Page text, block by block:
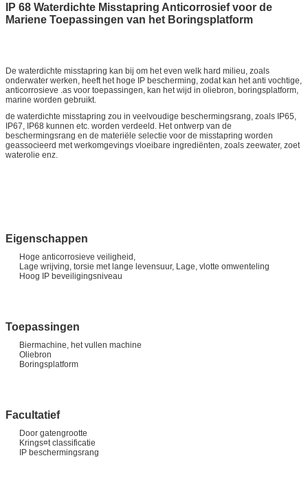
IP 68 Waterdichte Misstapring Anticorrosief voor de
Mariene Toepassingen van het Boringsplatform
De waterdichte misstapring kan bij om het even welk hard milieu, zoals
onderwater werken, heeft het hoge IP bescherming, zodat kan het anti vochtige,
anticorrosieve .as voor toepassingen, kan het wijd in oliebron, boringsplatform,
marine worden gebruikt.
de waterdichte misstapring zou in veelvoudige beschermingsrang, zoals IP65,
IP67, IP68 kunnen etc. worden verdeeld. Het ontwerp van de
beschermingsrang en de materiële selectie voor de misstapring worden
geassocieerd met werkomgevings vloeibare ingrediënten, zoals zeewater, zoet
waterolie enz.
Eigenschappen
Hoge anticorrosieve veiligheid,
Lage wrijving, torsie met lange levensuur, Lage, vlotte omwenteling
Hoog IP beveiligingsniveau
Toepassingen
Biermachine, het vullen machine
Oliebron
Boringsplatform
Facultatief
Door gatengrootte
Krings¤t classificatie
IP beschermingsrang